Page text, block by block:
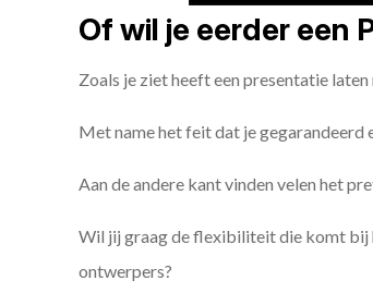
Of wil je eerder een
Zoals je ziet heeft een presentatie
Met name het feit dat je gegarandeerd
Aan de andere kant vinden velen het
Wil jij graag de flexibiliteit die komt bij
ontwerpers?